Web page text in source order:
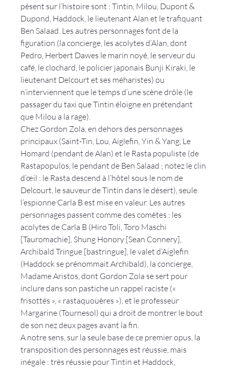
pèsent sur l’histoire sont : Tintin, Milou, Dupont &
Dupond, Haddock, le lieutenant Alan et le trafiquant
Ben Salaad. Les autres personnages font de la
figuration (la concierge, les acolytes d’Alan, dont
Pedro, Herbert Dawes le marin noyé, le serveur du
café, le clochard, le policier japonais Bunji Kiraki, le
lieutenant Delcourt et ses méharistes) ou
n’interviennent que le temps d’une scène drôle (le
passager du taxi que Tintin éloigne en prétendant
que Milou a la rage).
Chez Gordon Zola, en dehors des personnages
principaux (Saint-Tin, Lou, Aiglefin, Yin & Yang, Le
Homard (pendant de Alan) et le Rasta populiste (de
Rastapopulos, le pendant de Ben Salaad ; notez le clin
d’œil : le Rasta descend à l’hôtel sous le nom de
Delcourt, le sauveur de Tintin dans le désert), seule
l’espionne Carla B est mise en valeur. Les autres
personnages passent comme des comètes : les
acolytes de Carla B (Hiro Toli, Toro Maschi
[Tauromachie], Shung Honory [Sean Connery],
Archibald Tringue [bastringue], le valet d’Aiglefin
(Haddock se prénommait Archibald), la concierge,
Madame Aristos, dont Gordon Zola se sert pour
inclure dans son pastiche un rappel raciste («
frisottés », « rastaquouères »), et le professeur
Margarine (Tournesol) qui a droit de montrer le bout
de son nez deux pages avant la fin.
A notre sens, sur la seule base de ce premier opus, la
transposition des personnages est réussie, mais
inégale : très réussie pour Tintin et Haddock,